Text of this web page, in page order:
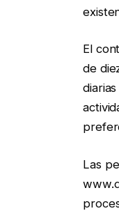
El
de
Las